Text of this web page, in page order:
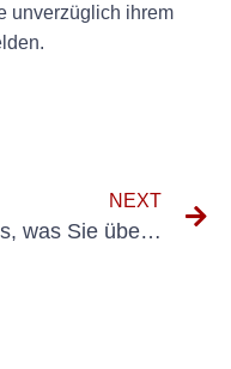
unverzüglich ihrem
NEXT
Alles, was Sie über die Prüfung elektrischer Geräte wissen müssen